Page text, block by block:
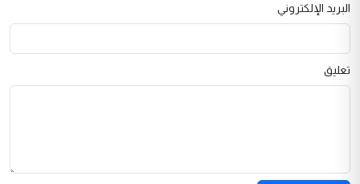
البريد الإلكتروني
تعليق